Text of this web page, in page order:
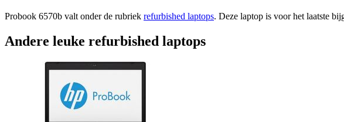
Probook 6570b valt onder de rubriek refurbished laptops. Deze laptop is voor het laatste
Andere leuke refurbished laptops